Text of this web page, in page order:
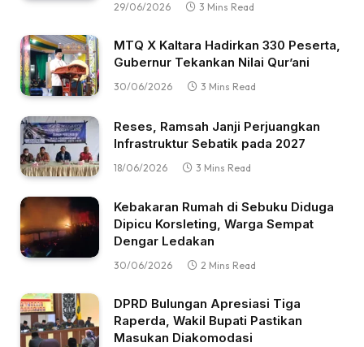
29/06/2026 3 Mins Read
MTQ X Kaltara Hadirkan 330 Peserta,
Gubernur Tekankan Nilai Qur’ani
30/06/2026 3 Mins Read
Reses, Ramsah Janji Perjuangkan
Infrastruktur Sebatik pada 2027
18/06/2026 3 Mins Read
Kebakaran Rumah di Sebuku Diduga
Dipicu Korsleting, Warga Sempat
Dengar Ledakan
30/06/2026 2 Mins Read
DPRD Bulungan Apresiasi Tiga
Raperda, Wakil Bupati Pastikan
Masukan Diakomodasi